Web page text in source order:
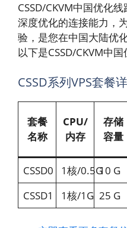
CSSD/CKVM中国优化
深度优化的连接能力，
验，是您在中国大陆优
以下是CSSD/CKVM中
CSSD系列VPS套餐
套餐
名称
CPU/
内存
存储
容量
CSSD0 1核/0.5G10 G
CSSD1
1核/1G 25 G